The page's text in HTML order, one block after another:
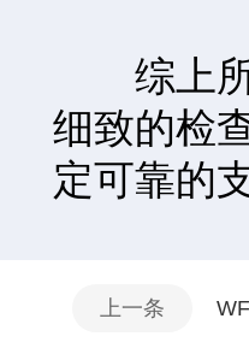
综上所
细致的检
定可靠的
上一条